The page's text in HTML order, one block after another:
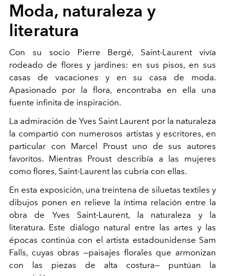
Moda, naturaleza y
literatura
Con su socio Pierre Bergé, Saint-Laurent vivía
rodeado de flores y jardines: en sus pisos, en sus
casas de vacaciones y en su casa de moda.
Apasionado por la flora, encontraba en ella una
fuente infinita de inspiración.
La admiración de Yves Saint Laurent por la naturaleza
la compartió con numerosos artistas y escritores, en
particular con Marcel Proust uno de sus autores
favoritos. Mientras Proust describía a las mujeres
como flores, Saint-Laurent las cubría con ellas.
En esta exposición, una treintena de siluetas textiles y
dibujos ponen en relieve la íntima relación entre la
obra de Yves Saint-Laurent, la naturaleza y la
literatura. Este diálogo natural entre las artes y las
épocas continúa con el artista estadounidense Sam
Falls, cuyas obras —paisajes florales que armonizan
con las piezas de alta costura— puntúan la